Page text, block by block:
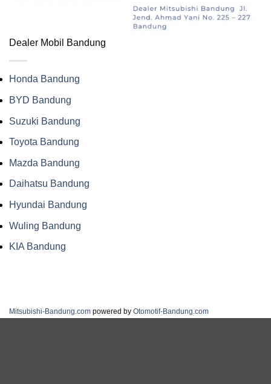
Dealer Mobil Bandung
Honda Bandung
BYD Bandung
Suzuki Bandung
Toyota Bandung
Mazda Bandung
Daihatsu Bandung
Hyundai Bandung
Wuling Bandung
KIA Bandung
Mitsubishi-Bandung.com powered by Otomotif-Bandung.com